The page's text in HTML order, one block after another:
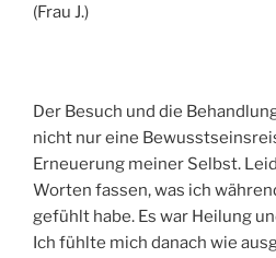
(Frau J.)
Der Besuch und die
nicht nur eine
Erneuerung meiner Selbst.
Worten fassen, was ich
gefühlt habe. Es war Heilung
Ich fühlte mich danach wie